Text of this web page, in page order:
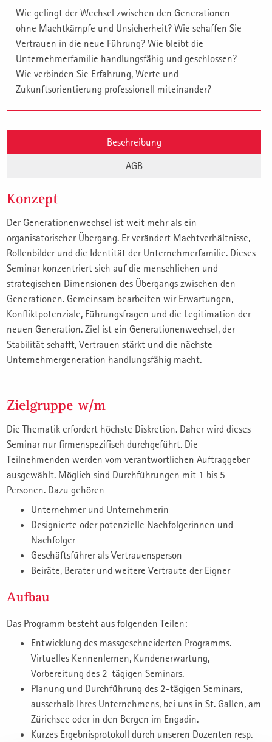
Wie gelingt der Wechsel zwischen den Generationen
ohne Machtkämpfe und Unsicherheit? Wie schaffen Sie
Vertrauen in die neue Führung? Wie bleibt die
Unternehmerfamilie handlungsfähig und geschlossen?
Wie verbinden Sie Erfahrung, Werte und
Zukunftsorientierung professionell miteinander?
Beschreibung
AGB
Konzept
Der Generationenwechsel ist weit mehr als ein
organisatorischer Übergang. Er verändert Machtverhältnisse,
Rollenbilder und die Identität der Unternehmerfamilie. Dieses
Seminar konzentriert sich auf die menschlichen und
strategischen Dimensionen des Übergangs zwischen den
Generationen. Gemeinsam bearbeiten wir Erwartungen,
Konfliktpotenziale, Führungsfragen und die Legitimation der
neuen Generation. Ziel ist ein Generationenwechsel, der
Stabilität schafft, Vertrauen stärkt und die nächste
Unternehmergeneration handlungsfähig macht.
Zielgruppe w/m
Die Thematik erfordert höchste Diskretion. Daher wird dieses
Seminar nur firmenspezifisch durchgeführt. Die
Teilnehmenden werden vom verantwortlichen Auftraggeber
ausgewählt. Möglich sind Durchführungen mit 1 bis 5
Personen. Dazu gehören
Unternehmer und Unternehmerin
Designierte oder potenzielle Nachfolgerinnen und
Nachfolger
Geschäftsführer als Vertrauensperson
Beiräte, Berater und weitere Vertraute der Eigner
Aufbau
Das Programm besteht aus folgenden Teilen:
Entwicklung des massgeschneiderten Programms.
Virtuelles Kennenlernen, Kundenerwartung,
Vorbereitung des 2-tägigen Seminars.
Planung und Durchführung des 2-tägigen Seminars,
ausserhalb Ihres Unternehmens, bei uns in St. Gallen, am
Zürichsee oder in den Bergen im Engadin.
Kurzes Ergebnisprotokoll durch unseren Dozenten resp.